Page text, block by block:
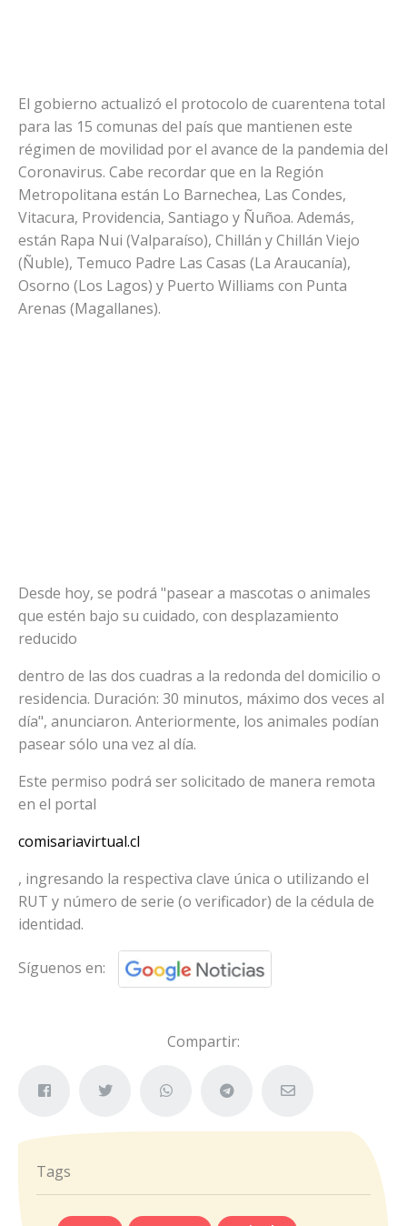
El gobierno actualizó el protocolo de cuarentena total
para las 15 comunas del país que mantienen este
régimen de movilidad por el avance de la pandemia del
Coronavirus. Cabe recordar que en la Región
Metropolitana están Lo Barnechea, Las Condes,
Vitacura, Providencia, Santiago y Ñuñoa. Además,
están Rapa Nui (Valparaíso), Chillán y Chillán Viejo
(Ñuble), Temuco Padre Las Casas (La Araucanía),
Osorno (Los Lagos) y Puerto Williams con Punta
Arenas (Magallanes).
Desde hoy, se podrá "pasear a mascotas o animales
que estén bajo su cuidado, con desplazamiento
reducido
dentro de las dos cuadras a la redonda del domicilio o
residencia. Duración: 30 minutos, máximo dos veces al
día", anunciaron. Anteriormente, los animales podían
pasear sólo una vez al día.
Este permiso podrá ser solicitado de manera remota
en el portal
comisariavirtual.cl
, ingresando la respectiva clave única o utilizando el
RUT y número de serie (o verificador) de la cédula de
identidad.
Síguenos en:
Compartir:
Tags